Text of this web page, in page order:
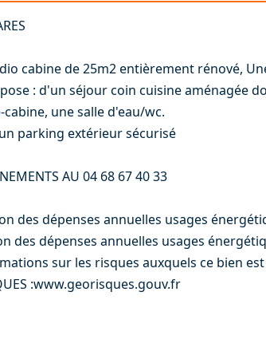
cabine de 25m2 entièrement rénové,
: d'un séjour coin cuisine aménagée
une salle d'eau/wc.
parking extérieur sécurisé
AU 04 68 67 40 33
des dépenses annuelles usages
des dépenses annuelles usages
sur les risques auxquels ce bien
:www.georisques.gouv.fr